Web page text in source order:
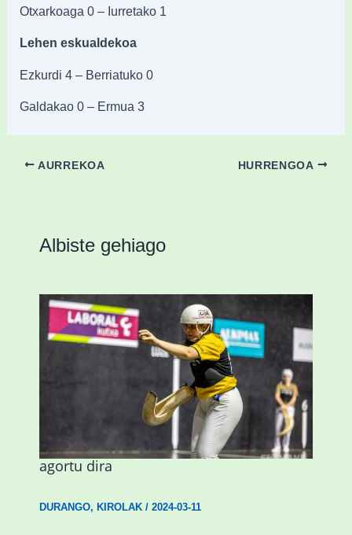
Otxarkoaga 0 – Iurretako 1
Lehen eskualdekoa
Ezkurdi 4 – Berriatuko 0
Galdakao 0 – Ermua 3
AURREKOA HURRENGOA
Albiste gehiago
Astelehenean Durangon jokatuko den
emakumezkoen zesta finaleko sarrerak
agortu dira
DURANGO, KIROLAK/ 2024-03-11